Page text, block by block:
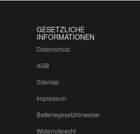
GESETZLICHE
INFORMATIONEN
Datenschutz
AGB
Sitemap
Impressum
Batteriegesetzhinweise
Widerrufsrecht